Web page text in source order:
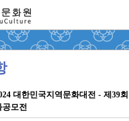
대한민국지역문화대전 - 제39회
공모전